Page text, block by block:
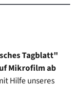
Tagblatt"
Mikrofilm ab
Hilfe unseres